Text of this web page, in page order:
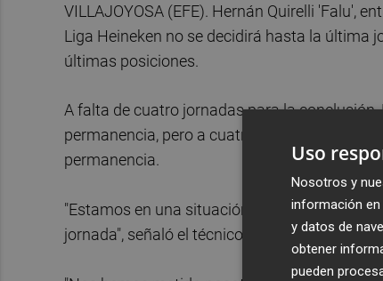
VILLAJOYOSA (EFE). Hernán Quirelli 'Falu',
Liga Heineken no se decidirá hasta la última
últimas posiciones.
A falta de cuatro jornadas para la
permanencia, pero a cuatro puntos del
permanencia.
"Estamos en una situación muy complicada
jornada", señaló el técnico argentino quien
Uso
Nosotros y
información
y datos de
obtener
pueden